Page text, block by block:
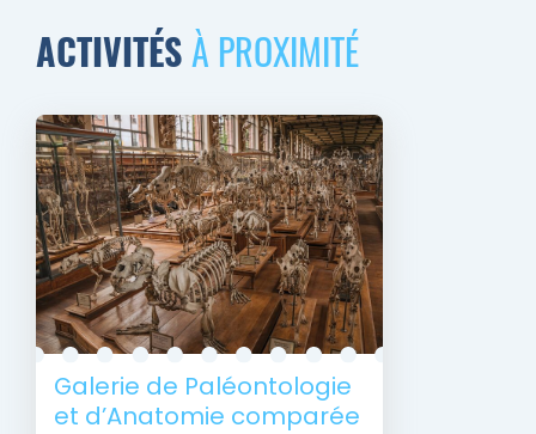
ACTIVITÉSÀ PROXIMITÉ
Galerie de Paléontologie
et d’Anatomie comparée